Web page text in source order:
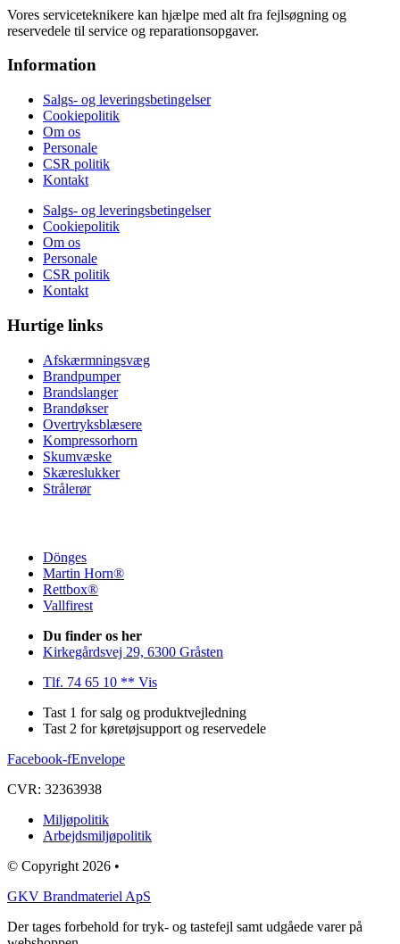
Vores serviceteknikere kan hjælpe med alt fra fejlsøgning og
reservedele til service og reparationsopgaver.
Information
Salgs- og leveringsbetingelser
Cookiepolitik
Om os
Personale
CSR politik
Kontakt
Salgs- og leveringsbetingelser
Cookiepolitik
Om os
Personale
CSR politik
Kontakt
Hurtige links
Afskærmningsvæg
Brandpumper
Brandslanger
Brandøkser
Overtryksblæsere
Kompressorhorn
Skumvæske
Skæreslukker
Strålerør
Dönges
Martin Horn®
Rettbox®
Vallfirest
Du finder os her
Kirkegårdsvej 29, 6300 Gråsten
Tlf. 74 65 10 ** Vis
Tast 1 for salg og produktvejledning
Tast 2 for køretøjsupport og reservedele
Facebook-fEnvelope
CVR: 32363938
Miljøpolitik
Arbejdsmiljøpolitik
© Copyright 2026 •
GKV Brandmateriel ApS
Der tages forbehold for tryk- og tastefejl samt udgåede varer på